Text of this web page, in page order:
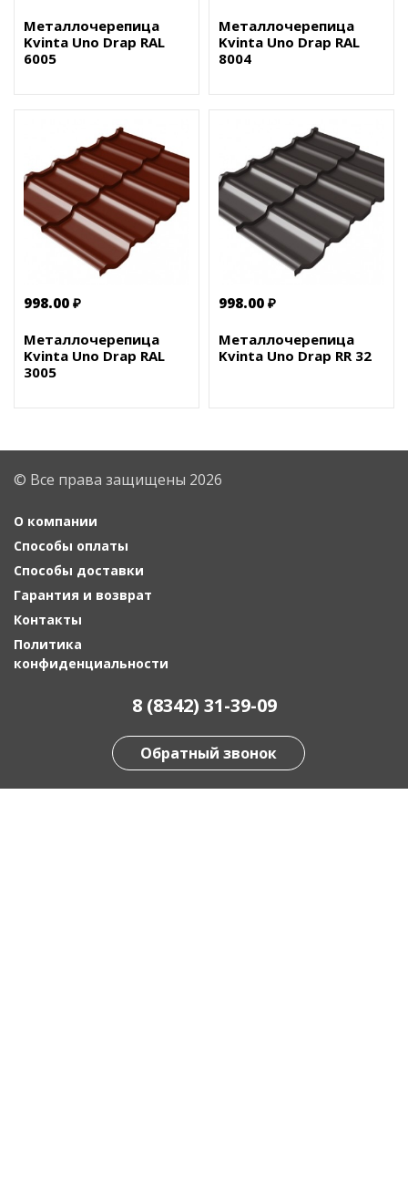
Металлочерепица
Kvinta Uno Drap RAL
6005
Металлочерепица
Kvinta Uno Drap RAL
8004
998.00 ₽
Металлочерепица
Kvinta Uno Drap RAL
3005
998.00 ₽
Металлочерепица
Kvinta Uno Drap RR 32
© Все права защищены 2026
О компании
Способы оплаты
Способы доставки
Гарантия и возврат
Контакты
Политика
конфиденциальности
8 (8342) 31-39-09
Обратный звонок